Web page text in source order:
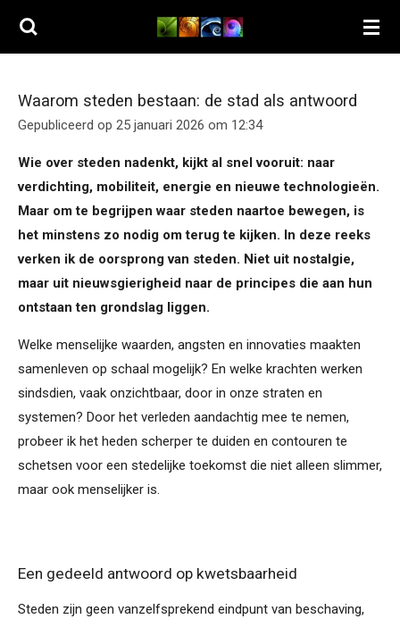
Ga
de
hoofdinhoud
Waarom steden bestaan: de stad als antwoord
Gepubliceerd op 25 januari 2026 om 12:34
Wie over steden nadenkt, kijkt al snel vooruit: naar
verdichting, mobiliteit, energie en nieuwe technologieën.
Maar om te begrijpen waar steden naartoe bewegen, is
het minstens zo nodig om terug te kijken. In deze reeks
verken ik de oorsprong van steden. Niet uit nostalgie,
maar uit nieuwsgierigheid naar de principes die aan hun
ontstaan ten grondslag liggen.
Welke menselijke waarden, angsten en innovaties maakten
samenleven op schaal mogelijk? En welke krachten werken
sindsdien, vaak onzichtbaar, door in onze straten en
systemen? Door het verleden aandachtig mee te nemen,
probeer ik het heden scherper te duiden en contouren te
schetsen voor een stedelijke toekomst die niet alleen slimmer,
maar ook menselijker is.
Een gedeeld antwoord op kwetsbaarheid
Steden zijn geen vanzelfsprekend eindpunt van beschaving,